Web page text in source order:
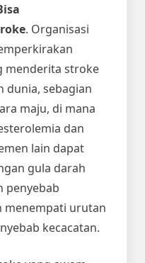
. Organisasi
menderita stroke
dunia, sebagian
maju, di mana
dan
lain dapat
gula darah
penyebab
menempati urutan
kecacatan.